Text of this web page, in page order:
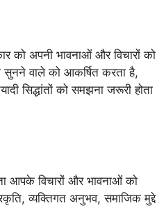
को अपनी भावनाओं और विचारों को
सुनने वाले को आकर्षित करता है,
सिद्धांतों को समझना जरूरी होता
आपके विचारों और भावनाओं को
व्यक्तिगत अनुभव, समाजिक मुद्दे